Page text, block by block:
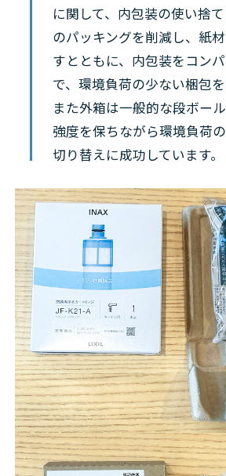
に関して、内包装の使い捨
のパッキングを削減し、紙
すとともに、内包装をコン
で、環境負荷の少ない梱包を
また外箱は一般的な段ボール
強度を保ちながら環境負荷
切り替えに成功しています。